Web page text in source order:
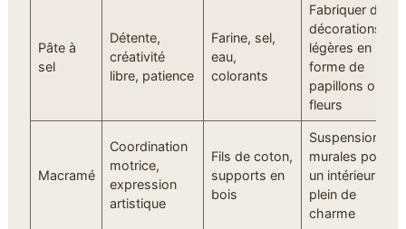
Pâte à
sel
Détente,
créativité
libre, patience
Farine, sel,
eau,
colorants
Fabriquer des
décorations
légères en
forme de
papillons ou
fleurs
Macramé
Coordination
motrice,
expression
artistique
Fils de coton,
supports en
bois
Suspensions
murales pour
un intérieur
plein de
charme